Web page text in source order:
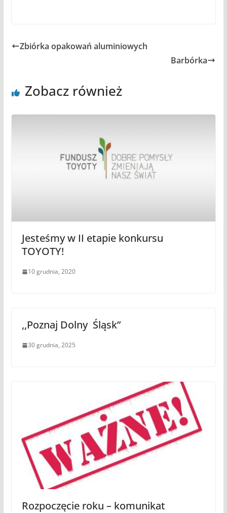
Zbiórka opakowań aluminiowych
Barbórka
Zobacz również
Jesteśmy w II etapie konkursu
TOYOTY!
10 grudnia, 2020
,,Poznaj Dolny Śląsk”
30 grudnia, 2025
Rozpoczęcie roku – komunikat